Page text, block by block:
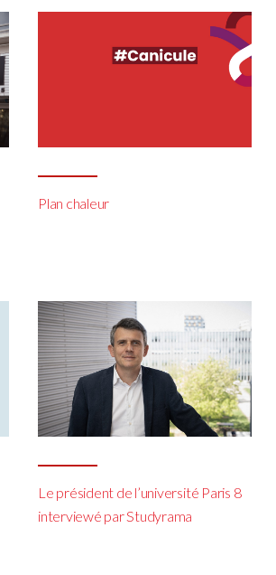
Plan chaleur
Le président de l’université Paris 8
interviewé par Studyrama